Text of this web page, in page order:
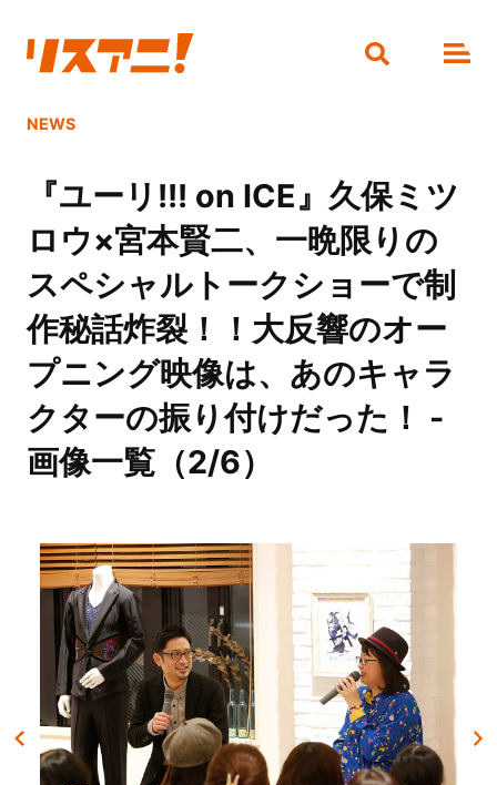
NEWS
『ユーリ!!! on ICE』久保ミツ
ロウ×宮本賢二、一晩限りの
スペシャルトークショーで制
作秘話炸裂！！大反響のオー
プニング映像は、あのキャラ
クターの振り付けだった！ -
画像一覧（2/6）